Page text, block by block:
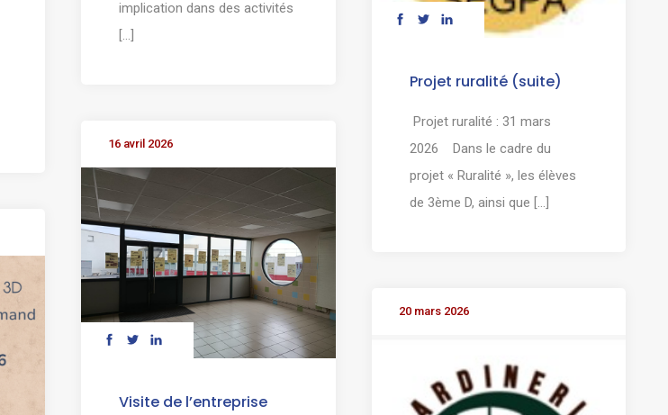
implication dans des activités
[...]
Projet ruralité (suite)
Projet ruralité : 31 mars
2026 Dans le cadre du
projet « Ruralité », les élèves
de 3ème D, ainsi que [...]
16 avril 2026
Visite de l’entreprise
20 mars 2026